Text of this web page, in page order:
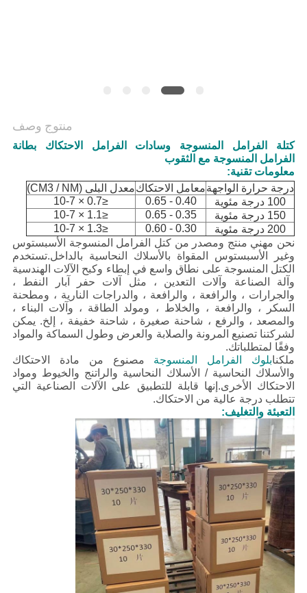
منتوج وصف
كتلة الفرامل المنسوجة وسادات الفرامل الاحتكاك بطانة
الفرامل المنسوجة مع الثقوب
معلومات تقنية:
درجة حرارة الواجهةمعامل الاحتكاكمعدل البلى (CM3 / NM)
100 درجة مئوية
0.40 - 0.65
≤0.7 × 10-7
150 درجة مئوية
0.35 - 0.65
≤1.1 × 10-7
200 درجة مئوية
0.30 - 0.60
≤1.3 × 10-7
نحن مهني منتج ومصدر من كتل الفرامل المنسوجة الأسبستوس
وغير الأسبستوس المقواة بالأسلاك النحاسية بالداخل.تستخدم
الكتل المنسوجة على نطاق واسع في إبطاء وكبح الآلات الهندسية
وآلة الصناعة وآلات التعدين ، مثل آلات حفر آبار النفط ،
والجرارات ، والرافعة ، والرافعة ، والدراجات النارية ، ومطحنة
السكر ، والرافعة ، والخلاط ، ومولد الطاقة ، وآلات البناء ،
والمصعد ، والرفع ، شاحنة صغيرة ، شاحنة خفيفة ، إلخ. يمكن
لشركتنا تصنيع المرونة والصلابة والعرض وطول السماكة والمواد
وفقًا لمتطلباتك.
ملكنابلوك الفرامل المنسوجة
مصنوع من مادة الاحتكاك
والأسلاك النحاسية / الأسلاك النحاسية والراتنج والخيوط ومواد
الاحتكاك الأخرى.إنها قابلة للتطبيق على الآلات الصناعية التي
تتطلب درجة عالية من الاحتكاك.
التعبئة والتغليف: